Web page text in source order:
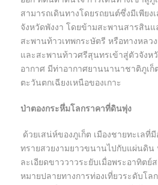
สามารถเดินทางโดยรถยนต์ซึ่งมีเพียง
จังหวัดพังงา โดยข้ามสะพานสารสิน
สะพานท้าวเทพกระษัตรี หรือทางหลว
และสะพานท้าวศรีสุนทรเข้าสู่ตัวจังห
อากาศ มีท่าอากาศยานนานาชาติภูเก็
ตะวันตกเฉียงเหนือของเกาะ
ป่าตองกระหึ่มโลกราคาที่ดินพุ่ง
ด้วยเสน่ห์ของภูเก็ต เมืองชายทะเล
ทรายสวยงามยาวขนานไปกับแผ่นดิน
ละเอียดขาววาวระยับเมื่อพระอาทิตย์
หมายปลายทางการท่องเที่ยวระดับโล